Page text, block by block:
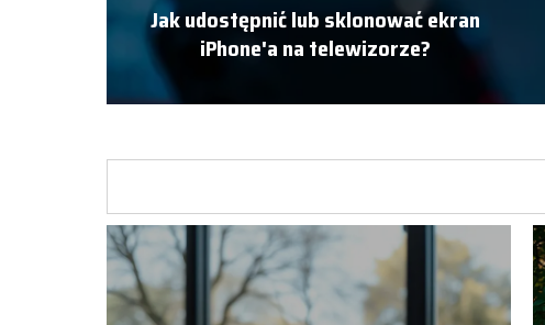
Jak udostępnić lub sklonować ekran
iPhone'a na telewizorze?